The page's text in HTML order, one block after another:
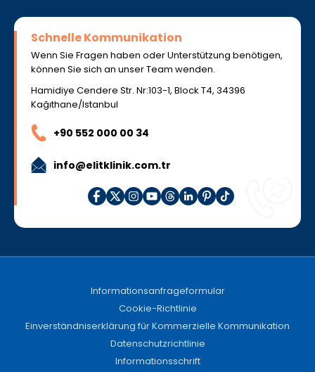
Schnelle Kommunikation
Wenn Sie Fragen haben oder Unterstützung benötigen,
können Sie sich an unser Team wenden.
Hamidiye Cendere Str. Nr:103-1, Block T4, 34396
Kağıthane/Istanbul
+90 552 000 00 34
info@elitklinik.com.tr
Informationsanfrageformular
Cookie-Richtlinie
Einverständniserklärung für Kommerzielle Kommunikation
Datenschutzrichtlinie
Informationsschrift